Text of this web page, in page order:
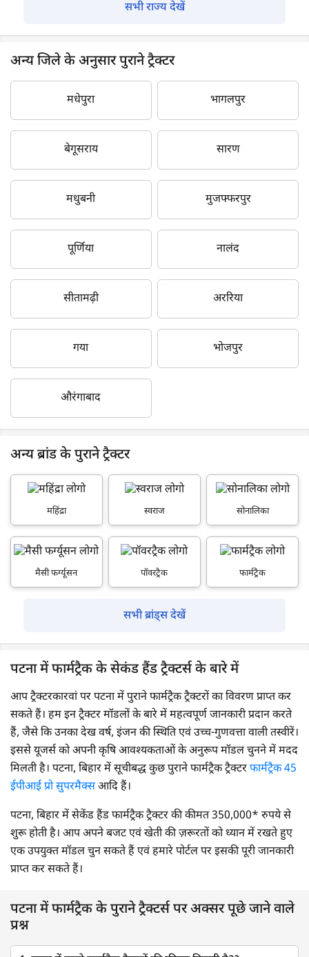
सभी राज्य देखें
अन्य जिले के अनुसार पुराने ट्रैक्टर
मधेपुरा भागलपुर
बेगूसराय सारण
मधुबनी मुजफ्फरपुर
पूर्णिया नालंद
सीतामढ़ी अररिया
गया भोजपुर
औरंगाबाद
अन्य ब्रांड के पुराने ट्रैक्टर
महिंद्रा स्वराज सोनालिका
मैसी फर्ग्यूसन पॉवरट्रैक फार्मट्रैक
सभी ब्रांड्स देखें
पटना में फार्मट्रैक के सेकंड हैंड ट्रैक्टर्स के बारे में
आप ट्रैक्टरकारवां पर पटना में पुराने फार्मट्रैक ट्रैक्टरों का विवरण प्राप्त कर
सकते हैं। हम इन ट्रैक्टर मॉडलों के बारे में महत्वपूर्ण जानकारी प्रदान करते
हैं, जैसे कि उनका देख वर्ष, इंजन की स्थिति एवं उच्च-गुणवत्ता वाली तस्वीरें।
इससे यूजर्स को अपनी कृषि आवश्यकताओं के अनुरूप मॉडल चुनने में मदद
मिलती है। पटना, बिहार में सूचीबद्ध कुछ पुराने फार्मट्रैक ट्रैक्टरफार्मट्रैक 45
ईपीआई प्रो सुपरमैक्सआदि हैं।
पटना, बिहार में सेकेंड हैंड फार्मट्रैक ट्रैक्टर की कीमत 350,000* रुपये से
शुरू होती है। आप अपने बजट एवं खेती की ज़रूरतों को ध्यान में रखते हुए
एक उपयुक्त मॉडल चुन सकते हैं एवं हमारे पोर्टल पर इसकी पूरी जानकारी
प्राप्त कर सकते हैं।
पटना में फार्मट्रैक के पुराने ट्रैक्टर्स पर अक्सर पूछे जाने वाले
प्रश्न